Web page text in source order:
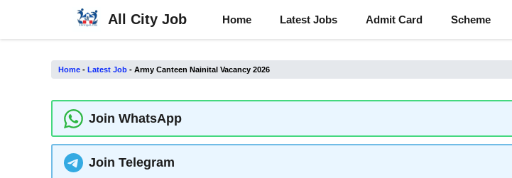
content
All City Job Home Latest Jobs Admit Card Scheme
Home - Latest Job - Army Canteen Nainital Vacancy 2026
Join WhatsApp
Join Telegram